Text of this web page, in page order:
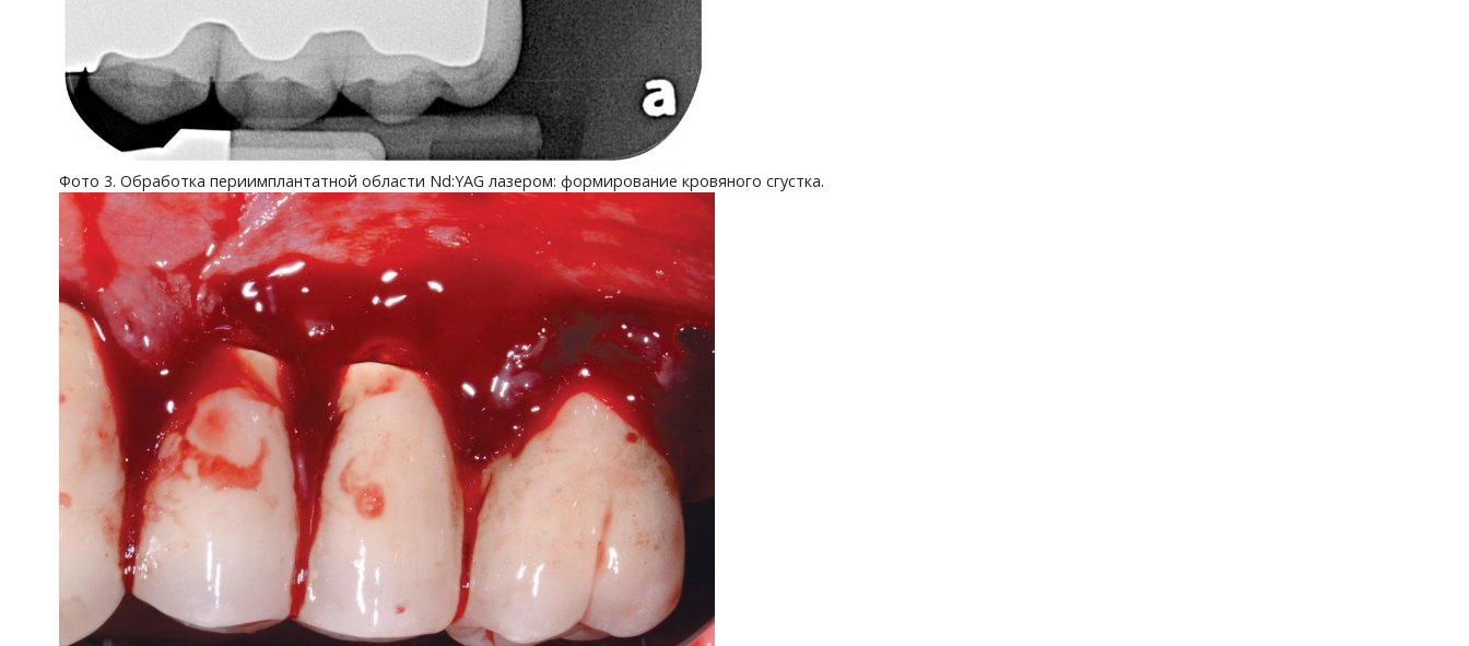
Фото 3. Обработка периимплантатной области Nd:YAG лазером: формирование кровяного сгустка.